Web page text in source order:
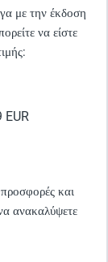
με την έκδοση
να είστε
EUR
και
ανακαλύψετε